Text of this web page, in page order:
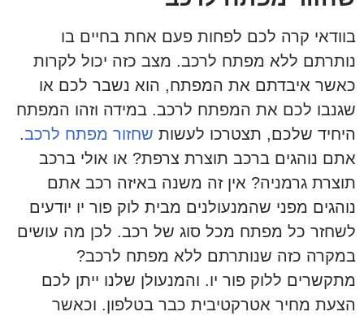
בוודאי קרה לכם לפחות פעם אחת בחיים בו
נותרתם ללא מפתח לרכב. מצב כזה יכול לקרות
כאשר איבדתם את המפתח, הוא נשבר לכם או
שגנבו לכם את המפתח לרכב. במידה וזהו המפתח
היחיד שלכם, תצטרכו לעשות שחזור מפתח לרכב.
אתם נוהגים ברכב תוצרת צרפת? או אולי ברכב
תוצרת גרמניה? אין זה משנה באיזה רכב אתם
נוהגים מפני שהמנעולנים מבית לוק פור יו יודעים
לשחזר כל מפתח מכל סוג של רכב. לכן מה עושים
במקרה כזה שנותרתם ללא מפתח לרכב?
מתקשרים ללוק פור יו. והמנעולן שלנו ייתן לכם
הצעת מחיר אטרקטיבית כבר בטלפון. וכאשר